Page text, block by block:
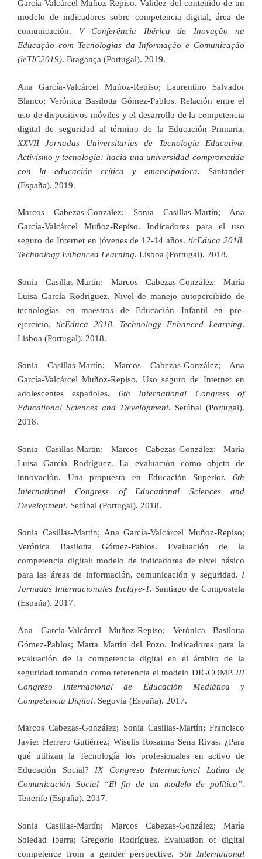
García-Valcárcel Muñoz-Repiso. Validez del contenido de un
modelo de indicadores sobre competencia digital, área de
comunicación. V Conferência Ibérica de Inovação na
Educação com Tecnologias da Informação e Comunicação
(ieTIC2019). Bragança (Portugal). 2019.
Ana García-Valcárcel Muñoz-Repiso; Laurentino Salvador
Blanco; Verónica Basilotta Gómez-Pablos. Relación entre el
uso de dispositivos móviles y el desarrollo de la competencia
digital de seguridad al término de la Educación Primaria.
XXVII Jornadas Universitarias de Tecnología Educativa.
Activismo y tecnología: hacia una universidad comprometida
con la educación crítica y emancipadora. Santander
(España). 2019.
Marcos Cabezas-González; Sonia Casillas-Martín; Ana
García-Valcárcel Muñoz-Repiso. Indicadores para el uso
seguro de Internet en jóvenes de 12-14 años.ticEduca 2018.
Technology Enhanced Learning. Lisboa (Portugal). 2018.
Sonia Casillas-Martín; Marcos Cabezas-González; María
Luisa García Rodríguez. Nivel de manejo autopercibido de
tecnologías en maestros de Educación Infantil en pre-
ejercicio. ticEduca 2018. Technology Enhanced Learning.
Lisboa (Portugal). 2018.
Sonia Casillas-Martín; Marcos Cabezas-González; Ana
García-Valcárcel Muñoz-Repiso. Uso seguro de Internet en
adolescentes españoles. 6th International Congress of
Educational Sciences and Development. Setúbal (Portugal).
2018.
Sonia Casillas-Martín; Marcos Cabezas-González; María
Luisa García Rodríguez. La evaluación como objeto de
innovación. Una propuesta en Educación Superior. 6th
International Congress of Educational Sciences and
Development. Setúbal (Portugal). 2018.
Sonia Casillas-Martín; Ana García-Valcárcel Muñoz-Repiso;
Verónica Basilotta Gómez-Pablos. Evaluación de la
competencia digital: modelo de indicadores de nivel básico
para las áreas de información, comunicación y seguridad. I
Jornadas Internacionales Inclúye-T. Santiago de Compostela
(España). 2017.
Ana García-Valcárcel Muñoz-Repiso; Verónica Basilotta
Gómez-Pablos; Marta Martín del Pozo. Indicadores para la
evaluación de la competencia digital en el ámbito de la
seguridad tomando como referencia el modelo DIGCOMP. III
Congreso Internacional de Educación Mediática y
Competencia Digital. Segovia (España). 2017.
Marcos Cabezas-González; Sonia Casillas-Martín; Francisco
Javier Herrero Gutiérrez; Wiselis Rosanna Sena Rivas. ¿Para
qué utilizan la Tecnología los profesionales en activo de
Educación Social? IX Congreso Internacional Latina de
Comunicación Social “El fin de un modelo de política”.
Tenerife (España). 2017.
Sonia Casillas-Martín; Marcos Cabezas-González; María
Soledad Ibarra; Gregorio Rodríguez. Evaluation of digital
competence from a gender perspective. 5th International